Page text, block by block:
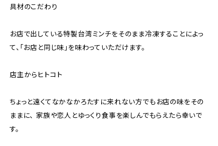
具材のこだわり
お店で出している特製台湾ミンチをそのまま冷凍することによっ
て、「お店と同じ味」を味わっていただけます。
店主からヒトコト
ちょっと遠くてなかなかろたすに来れない方でもお店の味をその
ままに、 家族や恋人とゆっくり食事を楽しんでもらえたら幸いで
す。